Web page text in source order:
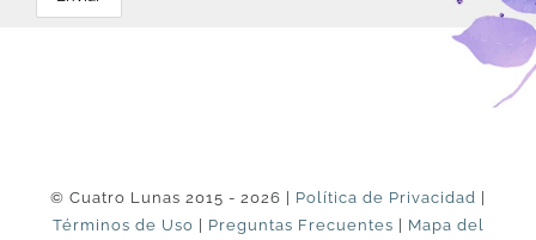
© Cuatro Lunas 2015 - 2026 | Política de Privacidad
Términos de Uso
Preguntas Frecuentes Mapa del